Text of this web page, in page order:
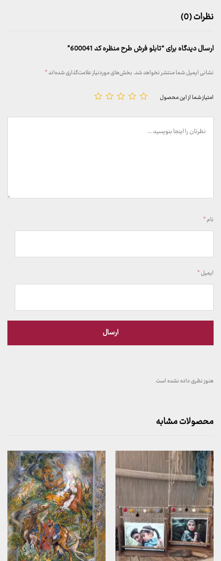
نظرات (0)
ارسال دیدگاه برای “تابلو فرش طرح منظره کد 600041”
نشانی ایمیل شما منتشر نخواهد شد.بخش‌های موردنیاز علامت‌گذاری شده‌اند*
امتیاز شما از این محصول
نام*
ایمیل*
هنوز نظری داده نشده است
محصولات مشابه